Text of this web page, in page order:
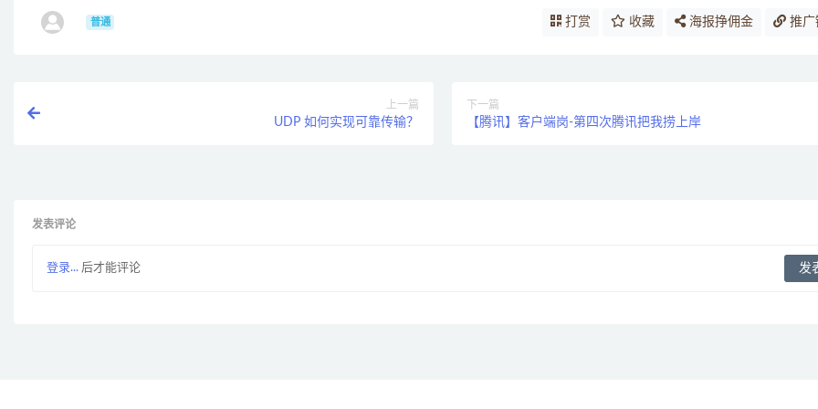
普通 打赏 收藏 海报挣佣金 推广
上一篇
UDP 如何实现可靠传输？
下一篇
【腾讯】客户端岗-第四次腾讯把我捞上岸
发表评论
登录... 后才能评论